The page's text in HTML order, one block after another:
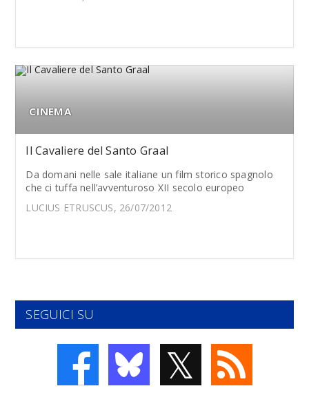
CINEMA
Il Cavaliere del Santo Graal
Da domani nelle sale italiane un film storico spagnolo
che ci tuffa nell’avventuroso XII secolo europeo
LUCIUS ETRUSCUS, 26/07/2012
SEGUICI SU
𝕏